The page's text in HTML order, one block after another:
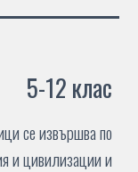
5-12 клас
се извършва по
и цивилизации и